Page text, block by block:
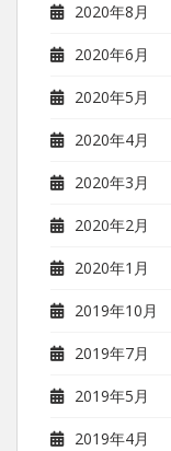
2020年8月
2020年6月
2020年5月
2020年4月
2020年3月
2020年2月
2020年1月
2019年10月
2019年7月
2019年5月
2019年4月